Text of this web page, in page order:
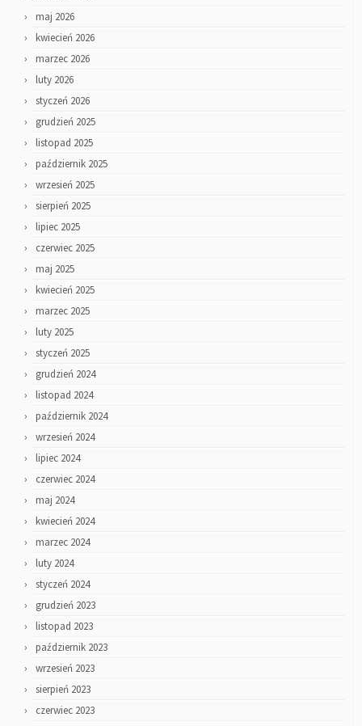
maj 2026
kwiecień 2026
marzec 2026
luty 2026
styczeń 2026
grudzień 2025
listopad 2025
październik 2025
wrzesień 2025
sierpień 2025
lipiec 2025
czerwiec 2025
maj 2025
kwiecień 2025
marzec 2025
luty 2025
styczeń 2025
grudzień 2024
listopad 2024
październik 2024
wrzesień 2024
lipiec 2024
czerwiec 2024
maj 2024
kwiecień 2024
marzec 2024
luty 2024
styczeń 2024
grudzień 2023
listopad 2023
październik 2023
wrzesień 2023
sierpień 2023
czerwiec 2023